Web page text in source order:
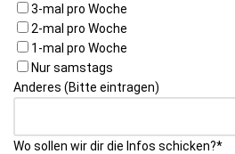
3-mal pro Woche
2-mal pro Woche
1-mal pro Woche
Nur samstags
Anderes (Bitte eintragen)
Wo sollen wir dir die Infos schicken?*